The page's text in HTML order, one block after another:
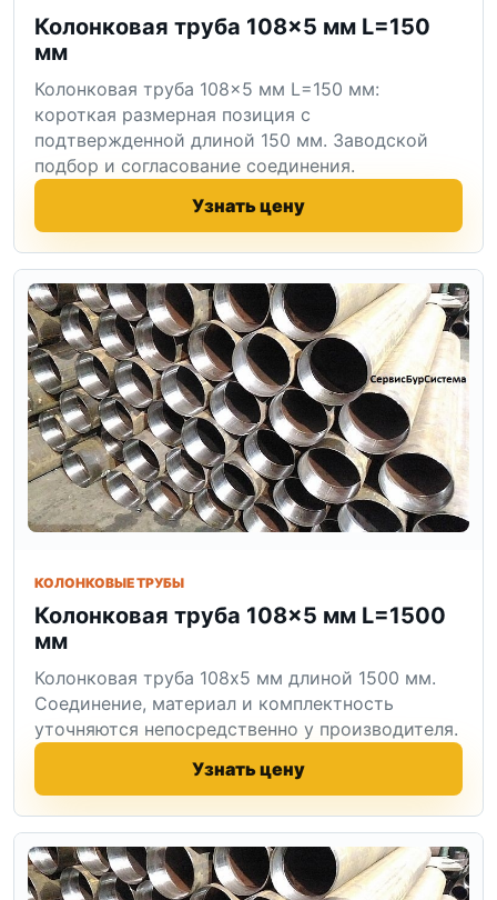
Колонковая труба 108×5 мм L=150
мм
Колонковая труба 108×5 мм L=150 мм:
короткая размерная позиция с
подтвержденной длиной 150 мм. Заводской
подбор и согласование соединения.
Узнать цену
КОЛОНКОВЫЕ ТРУБЫ
Колонковая труба 108×5 мм L=1500
мм
Колонковая труба 108x5 мм длиной 1500 мм.
Соединение, материал и комплектность
уточняются непосредственно у производителя.
Узнать цену